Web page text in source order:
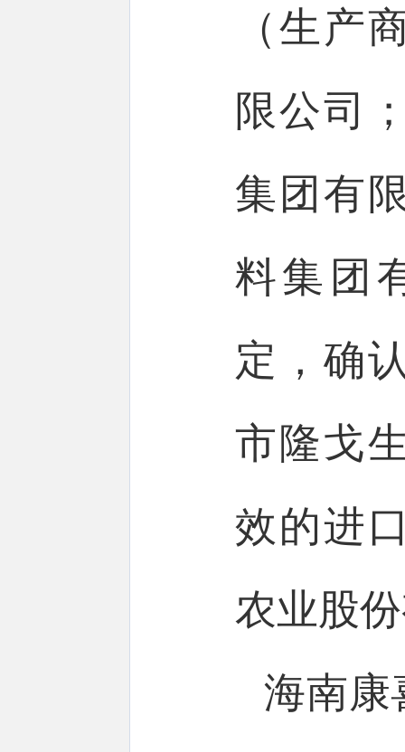
（生产
限公司
集团有
料集团
定，确
市隆戈
效的进
农业股
海南康